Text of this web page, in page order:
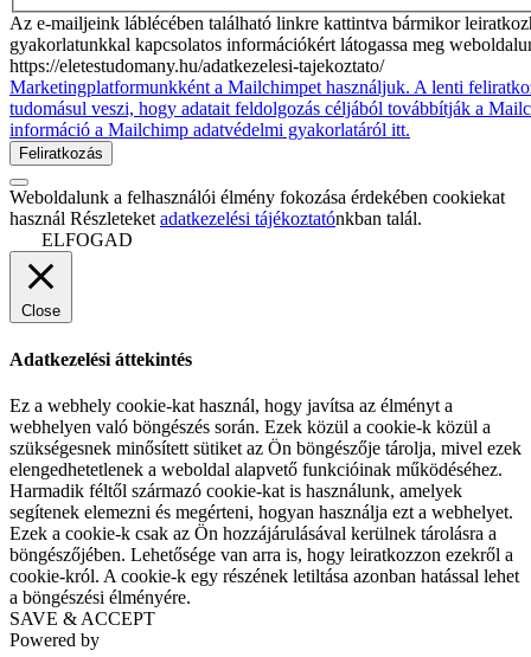
Az e-mailjeink láblécében található linkre kattintva bármikor
gyakorlatunkkal kapcsolatos információkért látogassa meg
https://eletestudomany.hu/adatkezelesi-tajekoztato/
Marketingplatformunkként a Mailchimpet használjuk. A lenti
tudomásul veszi, hogy adatait feldolgozás céljából továbbítják a
információ a Mailchimp adatvédelmi gyakorlatáról itt.
Weboldalunk a felhasználói élmény fokozása érdekében cookiekat
használ Részleteketadatkezelési tájékoztatónkban talál.
ELFOGAD
Close
Adatkezelési áttekintés
Ez a webhely cookie-kat használ, hogy javítsa az élményt a
webhelyen való böngészés során. Ezek közül a cookie-k közül a
szükségesnek minősített sütiket az Ön böngészője tárolja, mivel ezek
elengedhetetlenek a weboldal alapvető funkcióinak működéséhez.
Harmadik féltől származó cookie-kat is használunk, amelyek
segítenek elemezni és megérteni, hogyan használja ezt a webhelyet.
Ezek a cookie-k csak az Ön hozzájárulásával kerülnek tárolásra a
böngészőjében. Lehetősége van arra is, hogy leiratkozzon ezekről a
cookie-król. A cookie-k egy részének letiltása azonban hatással lehet
a böngészési élményére.
SAVE & ACCEPT
Powered by